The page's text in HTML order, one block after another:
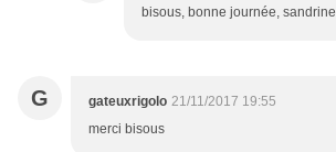
bisous, bonne journée, sandrine
G gateuxrigolo 21/11/2017 19:55
merci bisous